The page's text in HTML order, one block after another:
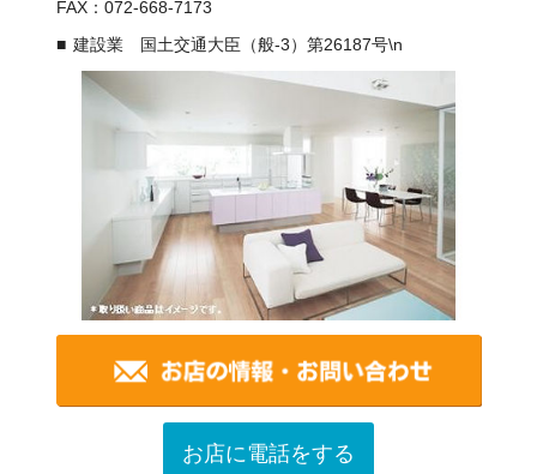
FAX：072-668-7173
建設業 国土交通大臣（般-3）第26187号\n
お店に電話をする